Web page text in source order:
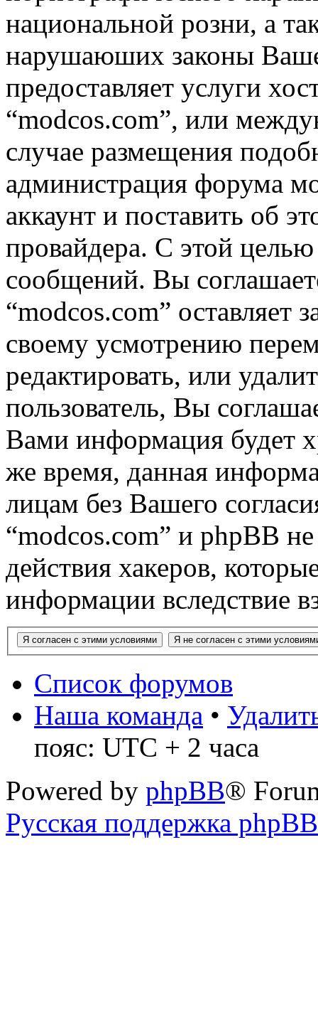
национальной розни, а
нарушаюших законы
предоставляет услуги
“modcos.com”, или
случае размещения
администрация форума
аккаунт и поставить об
провайдера. С этой
сообщений. Вы
“modcos.com” оставляет
своему усмотрению
редактировать, или
пользователь, Вы
Вами информация будет
же время, данная
лицам без Вашего
“modcos.com” и phpBB не
действия хакеров,
информации вследствие
Список форумов
Наша команда •
пояс: UTC + 2 часа
Powered by phpBB®
Русская поддержка phpBB